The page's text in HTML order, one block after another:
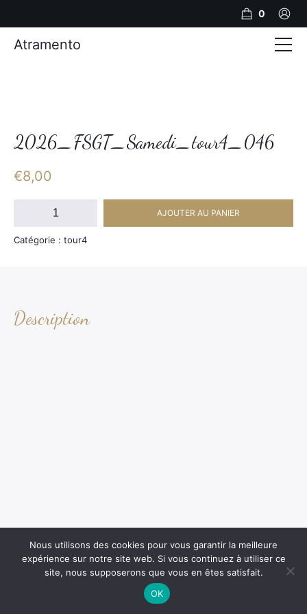
2026_FSGT_Samedi_tour4_046
€8,00
quantité
2026_FSGT_Samedi_tour4_046
AJOUTER AU PANIER
Catégorie : tour4
Description
0
Atramento
Photos
Nous utilisons des cookies pour vous garantir la meilleure
expérience sur notre site web. Si vous continuez à utiliser ce
site, nous supposerons que vous en êtes satisfait.
OK